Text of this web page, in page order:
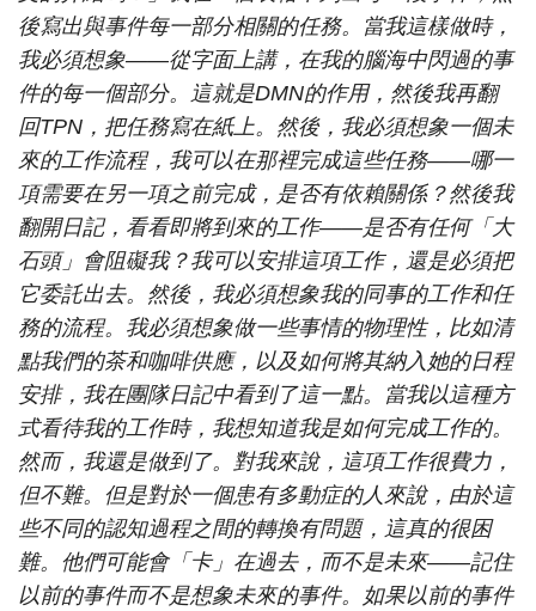
後寫出與事件每一部分相關的任務。當我這樣做時，
我必須想象——從字面上講，在我的腦海中閃過的事
件的每一個部分。這就是DMN的作用，然後我再翻
回TPN，把任務寫在紙上。然後，我必須想象一個未
來的工作流程，我可以在那裡完成這些任務——哪一
項需要在另一項之前完成，是否有依賴關係？然後我
翻開日記，看看即將到來的工作——是否有任何「大
石頭」會阻礙我？我可以安排這項工作，還是必須把
它委託出去。然後，我必須想象我的同事的工作和任
務的流程。我必須想象做一些事情的物理性，比如清
點我們的茶和咖啡供應，以及如何將其納入她的日程
安排，我在團隊日記中看到了這一點。當我以這種方
式看待我的工作時，我想知道我是如何完成工作的。
然而，我還是做到了。對我來說，這項工作很費力，
但不難。但是對於一個患有多動症的人來說，由於這
些不同的認知過程之間的轉換有問題，這真的很困
難。他們可能會「卡」在過去，而不是未來——記住
以前的事件而不是想象未來的事件。如果以前的事件